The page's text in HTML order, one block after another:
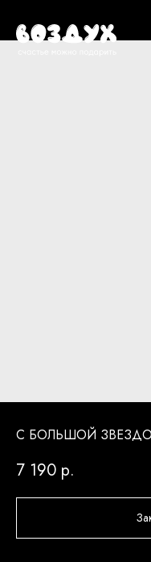
С БОЛЬШОЙ
7 190 р.